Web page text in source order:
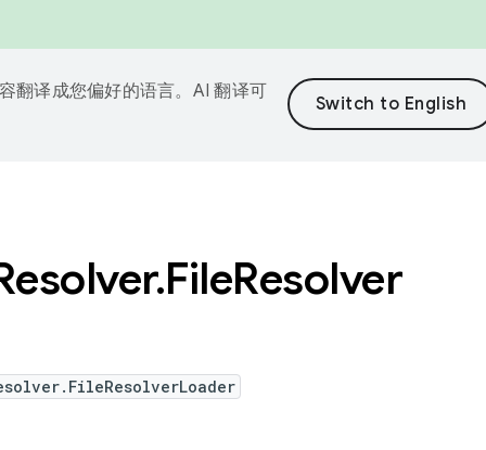
翻译成您偏好的语言。AI 翻译可
.FileResolver